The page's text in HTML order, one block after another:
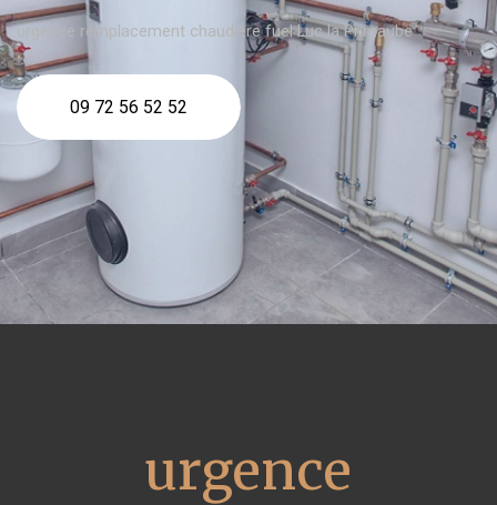
urgence remplacement chaudière fuel Luc la Primaube
09 72 56 52 52
urgence